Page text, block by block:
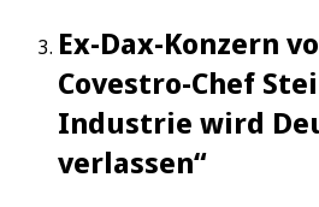
Ex-Dax-Konzern
Covestro-Chef
Industrie wird
verlassen“